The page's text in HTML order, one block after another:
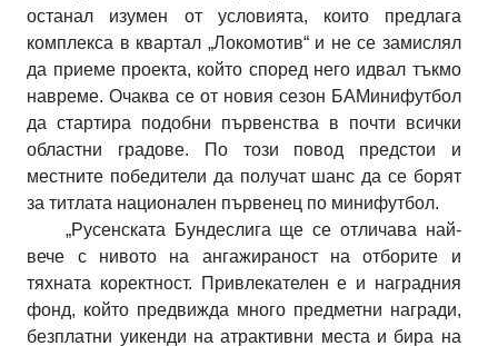
останал изумен от условията, които предлага
комплекса в квартал „Локомотив“ и не се замислял
да приеме проекта, който според него идвал тъкмо
навреме. Очаква се от новия сезон БАМинифутбол
да стартира подобни първенства в почти всички
областни градове. По този повод предстои и
местните победители да получат шанс да се борят
за титлата национален първенец по минифутбол.
„Русенската Бундеслига ще се отличава най-
вече с нивото на ангажираност на отборите и
тяхната коректност. Привлекателен е и наградния
фонд, който предвижда много предметни награди,
безплатни уикенди на атрактивни места и бира на